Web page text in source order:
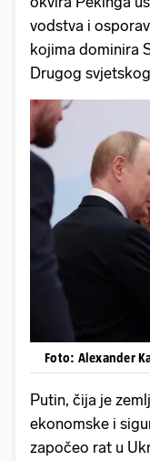
vodstva i
kojima dominira
Drugog
Foto: Alexander
Putin, čija je
ekonomske i
započeo rat u